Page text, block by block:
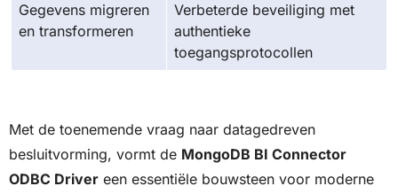
Gegevens migreren
en transformeren
Verbeterde beveiliging met
authentieke
toegangsprotocollen
Met de toenemende vraag naar datagedreven
besluitvorming, vormt de MongoDB BI Connector
ODBC Driver een essentiële bouwsteen voor moderne